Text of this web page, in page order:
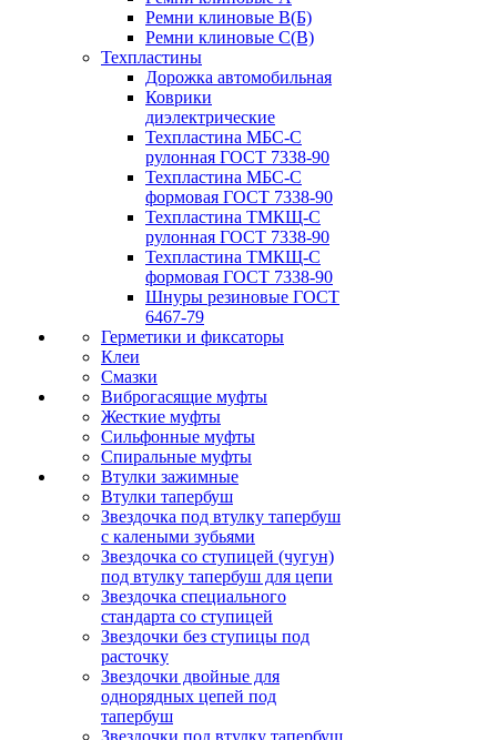
Ремни клиновые В(Б)
Ремни клиновые С(В)
Техпластины
Дорожка автомобильная
Коврики
диэлектрические
Техпластина МБС-С
рулонная ГОСТ 7338-90
Техпластина МБС-С
формовая ГОСТ 7338-90
Техпластина ТМКЩ-С
рулонная ГОСТ 7338-90
Техпластина ТМКЩ-С
формовая ГОСТ 7338-90
Шнуры резиновые ГОСТ
6467-79
Герметики и фиксаторы
Клеи
Смазки
Виброгасящие муфты
Жесткие муфты
Сильфонные муфты
Спиральные муфты
Втулки зажимные
Втулки тапербуш
Звездочка под втулку тапербуш
c калеными зубьями
Звездочка со ступицей (чугун)
под втулку тапербуш для цепи
Звездочка специального
стандарта со ступицей
Звездочки без ступицы под
расточку
Звездочки двойные для
однорядных цепей под
тапербуш
Звездочки под втулку тапербуш